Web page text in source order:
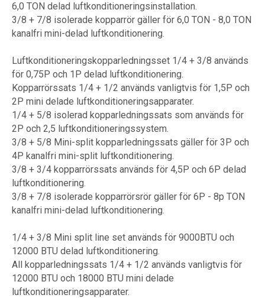
6,0 TON delad luftkonditioneringsinstallation.
3/8 + 7/8 isolerade kopparrör gäller för 6,0 TON - 8,0 TON
kanalfri mini-delad luftkonditionering.
Luftkonditioneringskopparledningsset 1/4 + 3/8 används
för 0,75P och 1P delad luftkonditionering.
Kopparrörssats 1/4 + 1/2 används vanligtvis för 1,5P och
2P mini delade luftkonditioneringsapparater.
1/4 + 5/8 isolerad kopparledningssats som används för
2P och 2,5 luftkonditioneringssystem.
3/8 + 5/8 Mini-split kopparledningssats gäller för 3P och
4P kanalfri mini-split luftkonditionering.
3/8 + 3/4 kopparrörssats används för 4,5P och 6P delad
luftkonditionering.
3/8 + 7/8 isolerade kopparrörsrör gäller för 6P - 8p TON
kanalfri mini-delad luftkonditionering.
1/4 + 3/8 Mini split line set används för 9000BTU och
12000 BTU delad luftkonditionering.
All kopparledningssats 1/4 + 1/2 används vanligtvis för
12000 BTU och 18000 BTU mini delade
luftkonditioneringsapparater.